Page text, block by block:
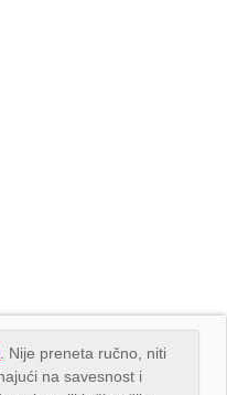
. Nije preneta ručno, niti
na savesnost i